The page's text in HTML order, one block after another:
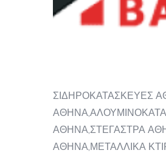
ΣΙΔΗΡΟΚΑΤΑΣΚΕΥΕΣ
ΑΘΗΝΑ,ΣΤΕΓΑΣΤΡΑ
ΑΘΗΝΑ,ΜΕΤΑΛΛΙΚΑ